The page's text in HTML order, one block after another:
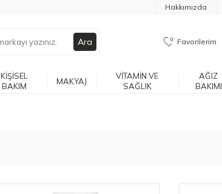
Hakkımızda
Ara 0 Favorilerim
KIŞISEL
BAKIM
MAKYAJ
VITAMIN VE
SAĞLIK
AĞIZ
BAKIMI